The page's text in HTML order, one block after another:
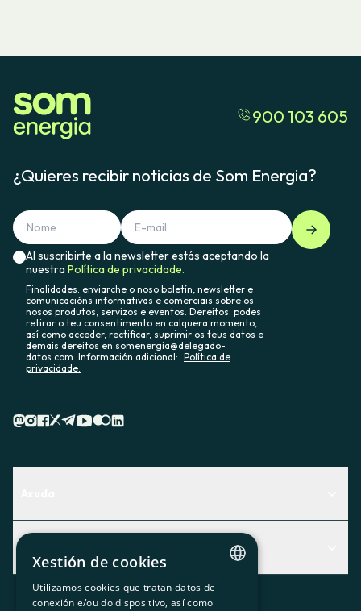
900 103 605
¿Quieres recibir noticias de Som Energia?
Al suscribirte a la newsletter estás aceptando la
nuestraPolítica de privacidade.
Finalidades: enviarche o noso boletín, newsletter e
comunicacións informativas e comerciais sobre os
nosos produtos, servizos e eventos. Dereitos: podes
retirar o teu consentimento en calquera momento,
así como acceder, rectificar, suprimir os teus datos e
demais dereitos en somenergia@delegado-
datos.com. Información adicional: Política de
privacidade.
Descubre qué servicio te encaja mejor
Contacto
Actualidad
CATALAN
Xestión de cookies
Utilizamos cookies que tratan datos de
conexión e/ou do dispositivo, así como